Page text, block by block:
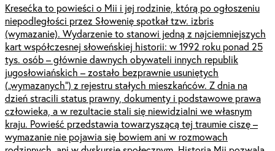
Kresećka to powieści o Mii i jej rodzinie, którą po ogłoszeniu
niepodległości przez Słowenię spotkał tzw. izbris
(wymazanie). Wydarzenie to stanowi jedną z najciemniejszych
kart współczesnej słoweńskiej historii: w 1992 roku ponad 25
tys. osób – głównie dawnych obywateli innych republik
jugosłowiańskich – zostało bezprawnie usuniętych
(„wymazanych”) z rejestru stałych mieszkańców. Z dnia na
dzień stracili status prawny, dokumenty i podstawowe prawa
człowieka, a w rezultacie stali się niewidzialni we własnym
kraju. Powieść przedstawia towarzyszącą tej traumie ciszę –
wymazanie nie pojawia się bowiem ani w rozmowach